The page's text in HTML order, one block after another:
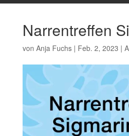
Narrentreffen
von Anja Fuchs| Feb. 2, 2023 |